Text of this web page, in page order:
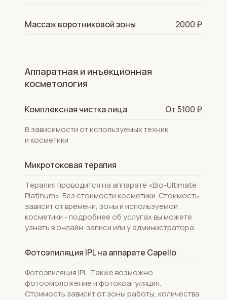
Массаж воротниковой зоны 2000 ₽
Аппаратная и инъекционная
косметология
Комплексная чистка лица От 5100 ₽
В зависимости от используемых техник
и косметики
Микротоковая терапия
Терапия проводится на аппарате «Bio-Ultimate
Platinum». Без стоимости косметики. Стоимость
зависит от времени, зоны и используемой
косметики - подробнее об услугах вы можете
узнать в онлайн-записи или у администратора
Фотоэпиляция IPL на аппарате Capello
Фотоэпиляция IPL. Также возможно
фотоомоложение и фотокоагуляция.
Стоимость зависит от зоны работы, количества